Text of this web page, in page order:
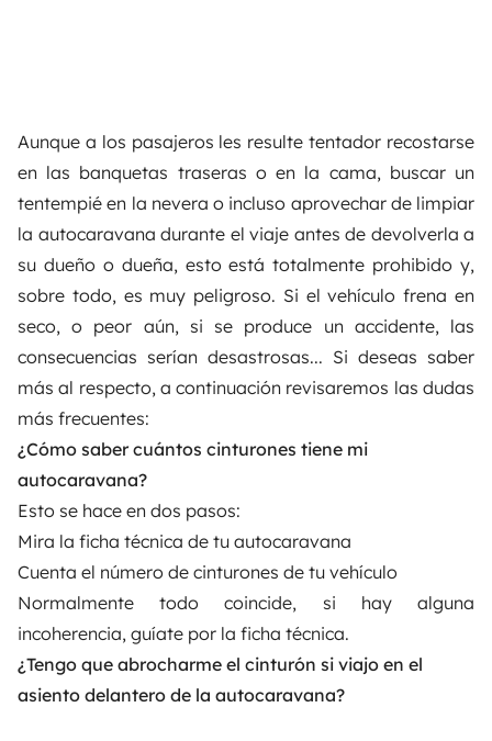
Aunque a los pasajeros les resulte tentador recostarse
en las banquetas traseras o en la cama, buscar un
tentempié en la nevera o incluso aprovechar de limpiar
la autocaravana durante el viaje antes de devolverla a
su dueño o dueña, esto está totalmente prohibido y,
sobre todo, es muy peligroso. Si el vehículo frena en
seco, o peor aún, si se produce un accidente, las
consecuencias serían desastrosas... Si deseas saber
más al respecto, a continuación revisaremos las dudas
más frecuentes:
¿Cómo saber cuántos cinturones tiene mi
autocaravana?
Esto se hace en dos pasos:
Mira la ficha técnica de tu autocaravana
Cuenta el número de cinturones de tu vehículo
Normalmente todo coincide, si hay alguna
incoherencia, guíate por la ficha técnica.
¿Tengo que abrocharme el cinturón si viajo en el
asiento delantero de la autocaravana?